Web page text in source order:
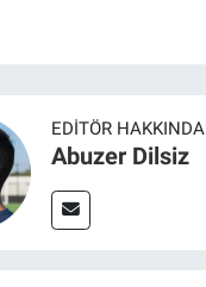
EDITÖR HAKKINDA
Abuzer Dilsiz